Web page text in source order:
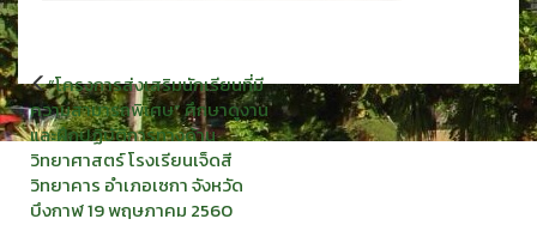
แนะแนว
เรื่อง
“โครงการส่งเสริมนักเรียนที่มี
ความสามารถพิเศษ” ศึกษาดูงาน
และฝึกปฏิบัติการทางด้าน
วิทยาศาสตร์ โรงเรียนเจ็ดสี
วิทยาคาร อำเภอเซกา จังหวัด
บึงกาฬ 19 พฤษภาคม 2560